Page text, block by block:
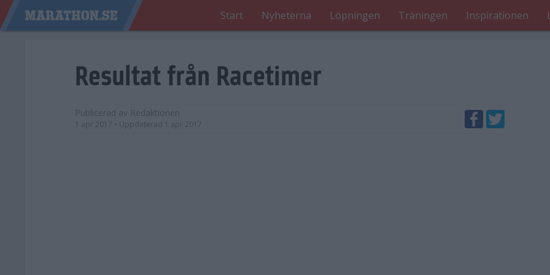
Start Nyheterna Löpningen Träningen Inspirationen
Resultat från Racetimer
Publicerad av Redaktionen
1 apr 2017 • Uppdaterad 1 apr 2017